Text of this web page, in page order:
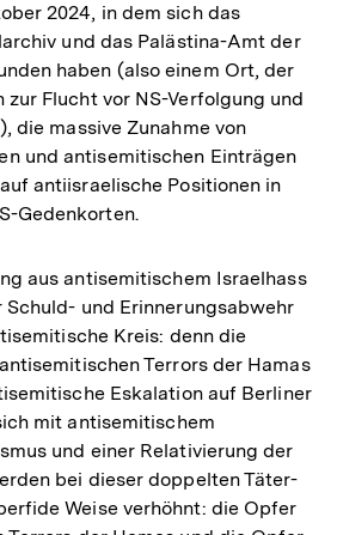
2024, in dem sich das
und das Palästina-Amt der
haben (also einem Ort, der
zur Flucht vor NS-Verfolgung und
die massive Zunahme von
und antisemitischen Einträgen
antiisraelische Positionen in
Gedenkorten.
aus antisemitischem Israelhass
und Erinnerungsabwehr
Kreis: denn die
Terrors der Hamas
Eskalation auf Berliner
mit antisemitischem
und einer Relativierung der
bei dieser doppelten Täter-
Weise verhöhnt: die Opfer